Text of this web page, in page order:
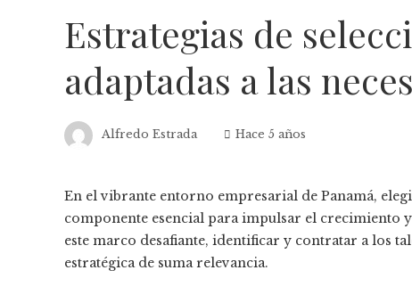
Estrategias de
adaptadas a las
Alfredo Estrada Hace 5 años
En el vibrante entorno empresarial de Panamá,
componente esencial para impulsar el crecimiento
este marco desafiante, identificar y contratar a los
estratégica de suma relevancia.